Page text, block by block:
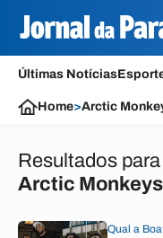
Últimas Notícias
Home>Arctic
Resultados
Arctic Monkeys
Qual a